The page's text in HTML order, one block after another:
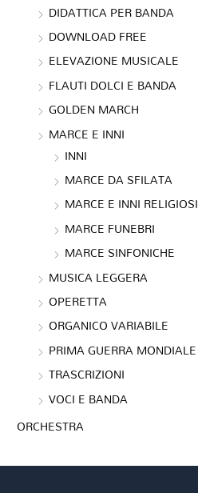
DIDATTICA PER BANDA
DOWNLOAD FREE
ELEVAZIONE MUSICALE
FLAUTI DOLCI E BANDA
GOLDEN MARCH
MARCE E INNI
INNI
MARCE DA SFILATA
MARCE E INNI RELIGIOSI
MARCE FUNEBRI
MARCE SINFONICHE
MUSICA LEGGERA
OPERETTA
ORGANICO VARIABILE
PRIMA GUERRA MONDIALE
TRASCRIZIONI
VOCI E BANDA
ORCHESTRA